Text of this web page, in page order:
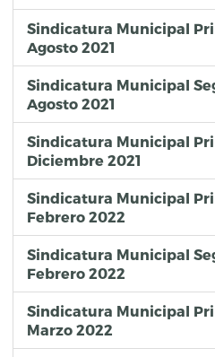
Sindicatura Municipal
Agosto 2021
Sindicatura Municipal
Agosto 2021
Sindicatura Municipal
Diciembre 2021
Sindicatura Municipal
Febrero 2022
Sindicatura Municipal
Febrero 2022
Sindicatura Municipal
Marzo 2022